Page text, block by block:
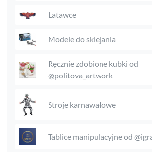
Latawce
Modele do sklejania
Ręcznie zdobione kubki od
@politova_artwork
Stroje karnawałowe
Tablice manipulacyjne od